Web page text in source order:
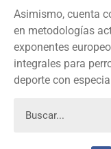
Asimismo, cuenta
en metodologías
exponentes
integrales para
deporte con